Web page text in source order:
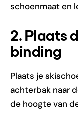
schoenmaat en
2. Plaats
binding
Plaats je
achterbak naar
de hoogte van